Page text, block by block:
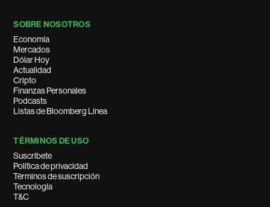
SOBRE NOSOTROS
Economía
Mercados
Dólar Hoy
Actualidad
Cripto
Finanzas Personales
Podcasts
Listas de Bloomberg Línea
TÉRMINOS DE USO
Suscríbete
Política de privacidad
Términos de suscripción
Tecnología
T&C